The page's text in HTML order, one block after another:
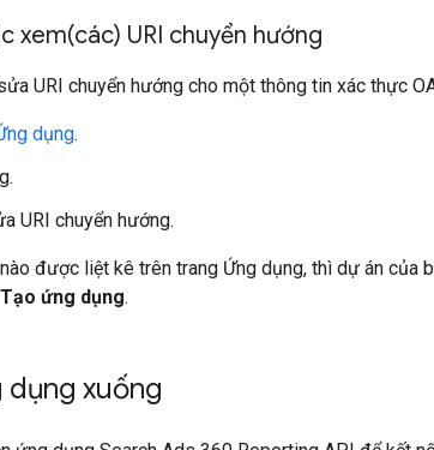
xem(các) URI chuyển hướng
URI chuyển hướng cho một thông tin xác thực
dụng.
URI chuyển hướng.
nào được liệt kê trên trang Ứng dụng, thì dự án
Tạo ứng dụng.
dụng xuống